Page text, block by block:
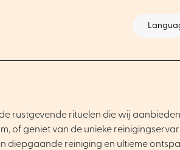
rustgevende rituelen die wij
of geniet van de unieke
diepgaande reiniging en ultieme